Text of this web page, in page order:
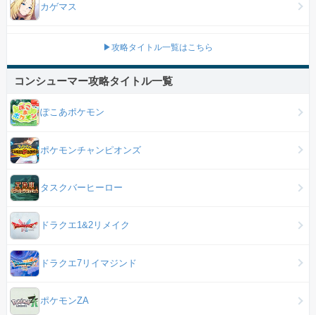
カゲマス
▶攻略タイトル一覧はこちら
コンシューマー攻略タイトル一覧
ぽこあポケモン
ポケモンチャンピオンズ
タスクバーヒーロー
ドラクエ1&2リメイク
ドラクエ7リイマジンド
ポケモンZA